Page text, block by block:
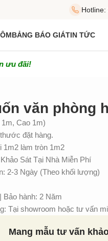
Hotline:
BẢNG BÁO GIÁTIN TỨC
ưu đãi!
văn phòng
Cao 1m)
đặt hàng.
làm tròn 1m2
Sát Tại Nhà Miễn Phí
2-3 Ngày (Theo khối lượng)
hành: 2 Năm
Tại showroom hoặc tư vấn
Mang mẫu tư vấn